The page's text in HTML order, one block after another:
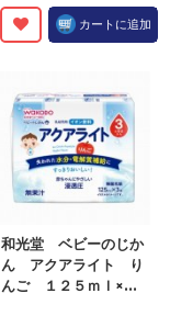
カートに追加
和光堂 ベビーのじか
ん アクアライト り
んご １２５ｍｌ×...